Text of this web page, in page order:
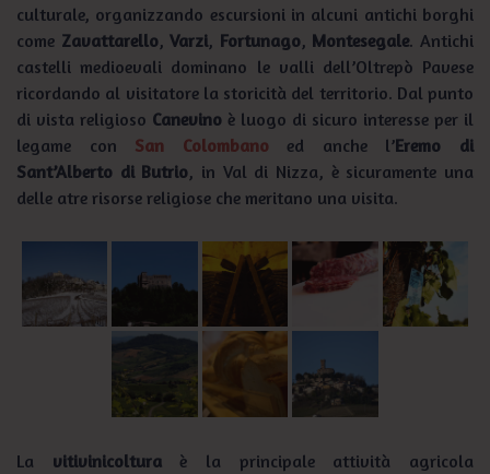
culturale, organizzando escursioni in alcuni antichi borghi
come Zavattarello,Varzi, Fortunago, Montesegale. Antichi
castelli medioevali dominano le valli dell’Oltrepò Pavese
ricordando al visitatore la storicità del territorio. Dal punto
di vista religioso Canevino è luogo di sicuro interesse per il
legame con
San Colombano ed anche l’Eremo di
Sant’Alberto di Butrio, in Val di Nizza, è sicuramente una
delle atre risorse religiose che meritano una visita.
La vitivinicolturaè la principale attività agricola